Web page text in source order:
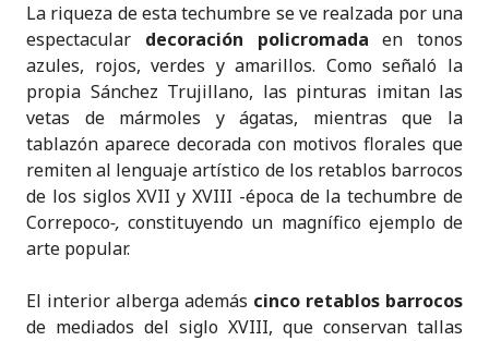
La riqueza de esta techumbre se ve realzada por una
espectacular decoración policromada en tonos
azules, rojos, verdes y amarillos. Como señaló la
propia Sánchez Trujillano, las pinturas imitan las
vetas de mármoles y ágatas, mientras que la
tablazón aparece decorada con motivos florales que
remiten al lenguaje artístico de los retablos barrocos
de los siglos XVII y XVIII -época de la techumbre de
Correpoco-,constituyendo un magnífico ejemplo de
arte popular.
El interior alberga además cinco retablos barrocos
de mediados del siglo XVIII, que conservan tallas